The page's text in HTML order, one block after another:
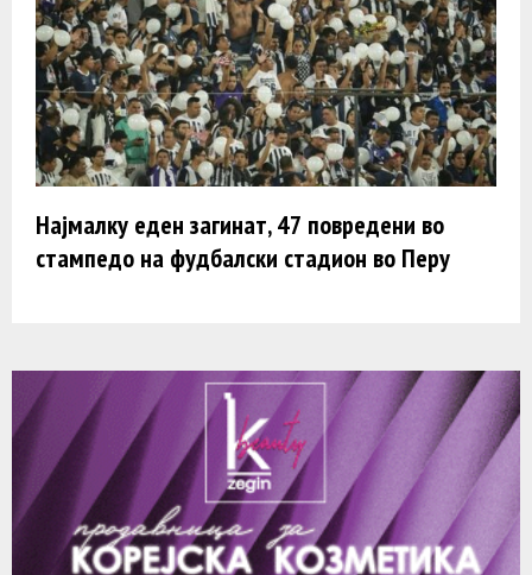
Најмалку еден загинат, 47 повредени во
стампедо на фудбалски стадион во Перу